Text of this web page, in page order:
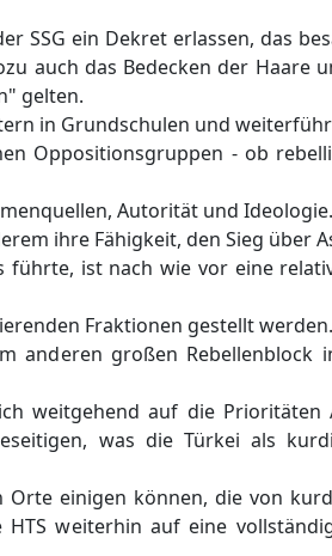
SSG ein Dekret erlassen, das
auch das Bedecken der Haare
gelten.
in Grundschulen und
Oppositionsgruppen - ob
Autorität und Ideologie.
ihre Fähigkeit, den Sieg über
führte, ist nach wie vor eine
Fraktionen gestellt werden.
anderen großen
weitgehend auf die Prioritäten
was die Türkei als
einigen können, die von
weiterhin auf eine